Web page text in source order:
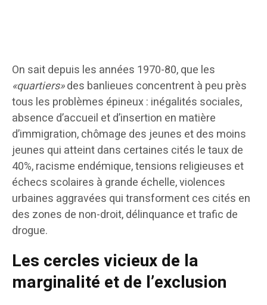
On sait depuis les années 1970-80, que les
«quartiers»des banlieues concentrent à peu près
tous les problèmes épineux : inégalités sociales,
absence d’accueil et d’insertion en matière
d’immigration, chômage des jeunes et des moins
jeunes qui atteint dans certaines cités le taux de
40%, racisme endémique, tensions religieuses et
échecs scolaires à grande échelle, violences
urbaines aggravées qui transforment ces cités en
des zones de non-droit, délinquance et trafic de
drogue.
Les cercles vicieux de la
marginalité et de l’exclusion